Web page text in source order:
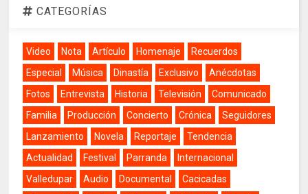
CATEGORÍAS
Video Nota Artículo Homenaje
Recuerdos
Especial
Música Dinastía Exclusivo
Anécdotas
Fotos
Entrevista Historia Televisión
Comunicado
Familia
Producción Concierto Crónica
Seguidores
Lanzamiento
Novela Reportaje
Tendencia
Actualidad
Festival Parranda
Internacional
Valledupar
Audio Documental
Cacicadas